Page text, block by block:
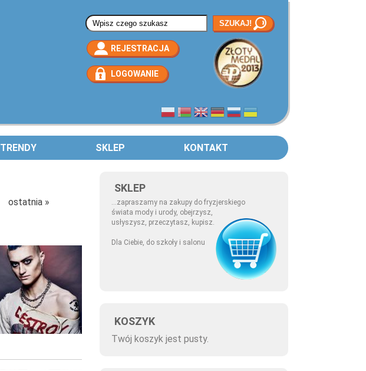
Formularz wyszukiwania
REJESTRACJA
LOGOWANIE
TRENDY SKLEP KONTAKT
SKLEP
...zapraszamy na zakupy do fryzjerskiego
świata mody i urody, obejrzysz,
usłyszysz, przeczytasz, kupisz.
Dla Ciebie, do szkoły i salonu
KOSZYK
Twój koszyk jest pusty.
ostatnia »